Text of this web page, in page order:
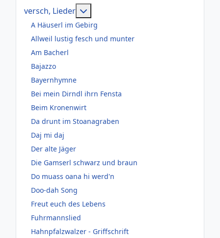
versch, Lieder
A Häuserl im Gebirg
Allweil lustig fesch und munter
Am Bacherl
Bajazzo
Bayernhymne
Bei mein Dirndl ihrn Fensta
Beim Kronenwirt
Da drunt im Stoanagraben
Daj mi daj
Der alte Jäger
Die Gamserl schwarz und braun
Do muass oana hi werd'n
Doo-dah Song
Freut euch des Lebens
Fuhrmannslied
Hahnpfalzwalzer - Griffschrift